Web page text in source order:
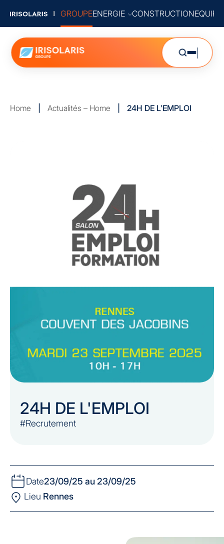
GROUPEENERGIE CONSTRUCTION
Home Actualités – Home 24H DE L’EMPLOI
24H DE L'EMPLOI
#Recrutement
Date23/09/25 au 23/09/25
Lieu Rennes